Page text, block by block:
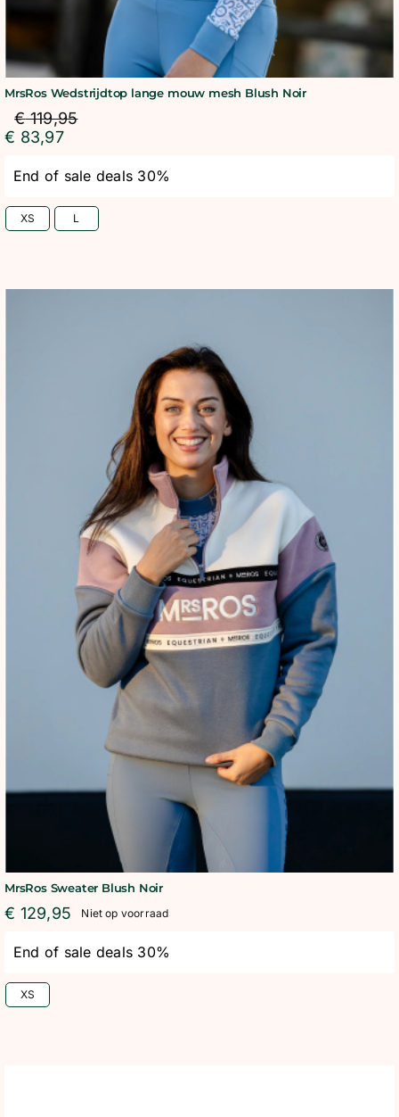
MrsRos Wedstrijdtop lange mouw mesh Blush Noir
€119,95
€ 83,97
End of sale deals 30%
XS L
MrsRos Sweater Blush Noir
€ 129,95 Niet op voorraad
End of sale deals 30%
XS